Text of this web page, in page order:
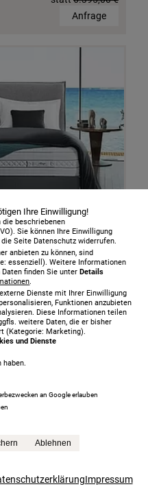
Anfrage
cm, mit Matratze/n,
statt 13.865,00 €
Anfrage
Ihre Einwilligung!
beschriebenen
Sie können Ihre Einwilligung
Seite Datenschutz widerrufen.
anbieten zu können, sind
essenziell). Weitere Informationen
Daten finden Sie unterDetails
.
Dienste mit Ihrer Einwilligung
Funktionen anzubieten
Diese Informationen teilen
weitere Daten, die er bisher
(Kategorie: Marketing).
und Dienste
an Google erlauben
Ablehnen
Impressum